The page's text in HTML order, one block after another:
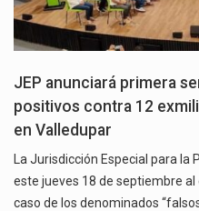
JEP anunciará primera
positivos contra 12
en Valledupar
La Jurisdicción Especial para la
este jueves 18 de septiembre
caso de los denominados